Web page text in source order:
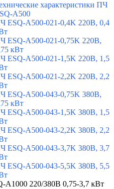
характеристики ПЧ
A500
ESQ-A500-021-0,4K 220В, 0,4
ESQ-A500-021-0,75K 220В,
кВт
ESQ-A500-021-1,5K 220В, 1,5
ESQ-A500-021-2,2K 220В, 2,2
ESQ-A500-043-0,75K 380В,
кВт
ESQ-A500-043-1,5K 380В, 1,5
ESQ-A500-043-2,2K 380В, 2,2
ESQ-A500-043-3,7K 380В, 3,7
ESQ-A500-043-5,5K 380В, 5,5
A1000 220/380В 0,75-3,7 кВт